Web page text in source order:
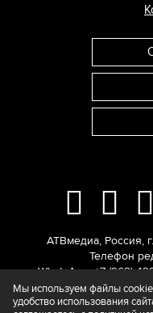
АТВмедиа, Россия,
Телефон
WhatsApp: +7 (962)
© 2017-
Мы используем файлы
удобство использования